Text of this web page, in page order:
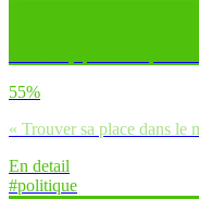
55%
« Trouver sa place dans le
En detail
#politique